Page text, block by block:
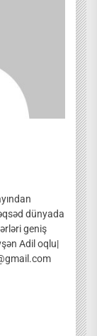
dünyada
geniş
Adil oqlu|